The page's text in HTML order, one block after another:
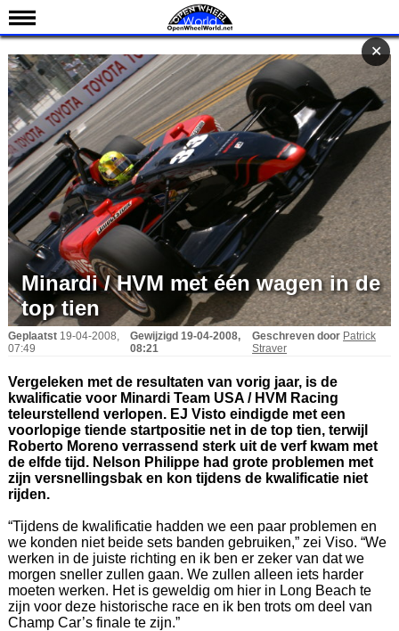
Nieuws
Kalender
Uitslagen
Standen
Coureurs
Teams
IndyCar 101
Indy 500
English
Minardi / HVM met één wagen in de
top tien
Geplaatst 19-04-2008,
07:49
Gewijzigd 19-04-2008,
08:21
Geschreven door Patrick
Straver
Vergeleken met de resultaten van vorig jaar, is de
kwalificatie voor Minardi Team USA / HVM Racing
teleurstellend verlopen. EJ Visto eindigde met een
voorlopige tiende startpositie net in de top tien, terwijl
Roberto Moreno verrassend sterk uit de verf kwam met
de elfde tijd. Nelson Philippe had grote problemen met
zijn versnellingsbak en kon tijdens de kwalificatie niet
rijden.
“Tijdens de kwalificatie hadden we een paar problemen en
we konden niet beide sets banden gebruiken,” zei Viso. “We
werken in de juiste richting en ik ben er zeker van dat we
morgen sneller zullen gaan. We zullen alleen iets harder
moeten werken. Het is geweldig om hier in Long Beach te
zijn voor deze historische race en ik ben trots om deel van
Champ Car’s finale te zijn.”
✕
✕